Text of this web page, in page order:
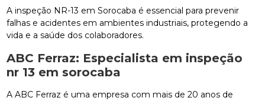
A inspeção NR-13 em Sorocaba é essencial para prevenir
falhas e acidentes em ambientes industriais, protegendo a
vida e a saúde dos colaboradores.
ABC Ferraz: Especialista em inspeção
nr 13 em sorocaba
A ABC Ferraz é uma empresa com mais de 20 anos de